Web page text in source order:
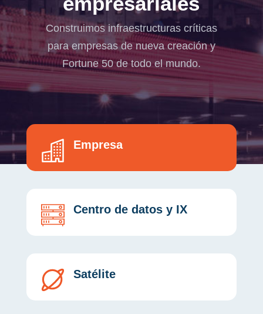
Construimos infraestructuras críticas
para empresas de nueva creación y
Fortune 50 de todo el mundo.
Empresa
Centro de datos y IX
Satélite